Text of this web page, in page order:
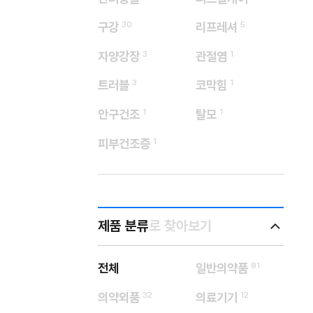
구강 30 리프레셔 5
자양강장 3 관절염 1
트러블 3 코막힘 1
안구건조 1 탈모 1
피부건조증 1
제품 분류로 찾아보기
전체 일반의약품 81
의약외품 32 의료기기 12